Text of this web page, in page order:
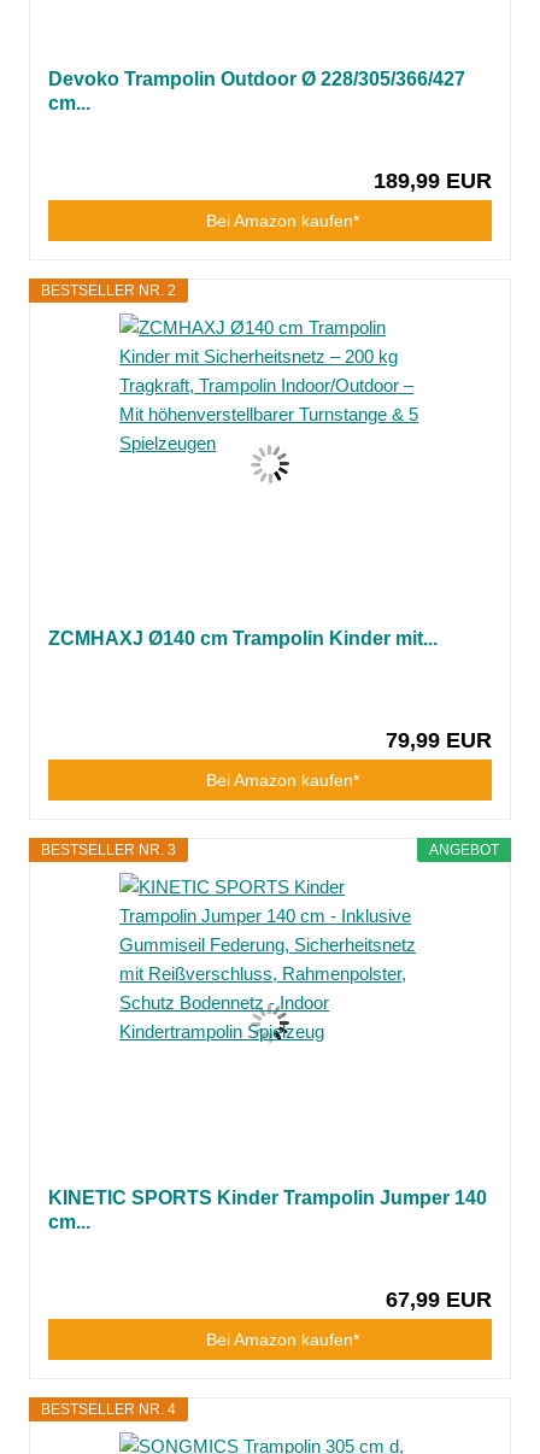
Devoko Trampolin Outdoor Ø 228/305/366/427
cm...
189,99 EUR
Bei Amazon kaufen*
BESTSELLER NR. 2
ZCMHAXJ Ø140 cm Trampolin Kinder mit...
79,99 EUR
Bei Amazon kaufen*
ANGEBOT
BESTSELLER NR. 3
KINETIC SPORTS Kinder Trampolin Jumper 140
cm...
67,99 EUR
Bei Amazon kaufen*
BESTSELLER NR. 4